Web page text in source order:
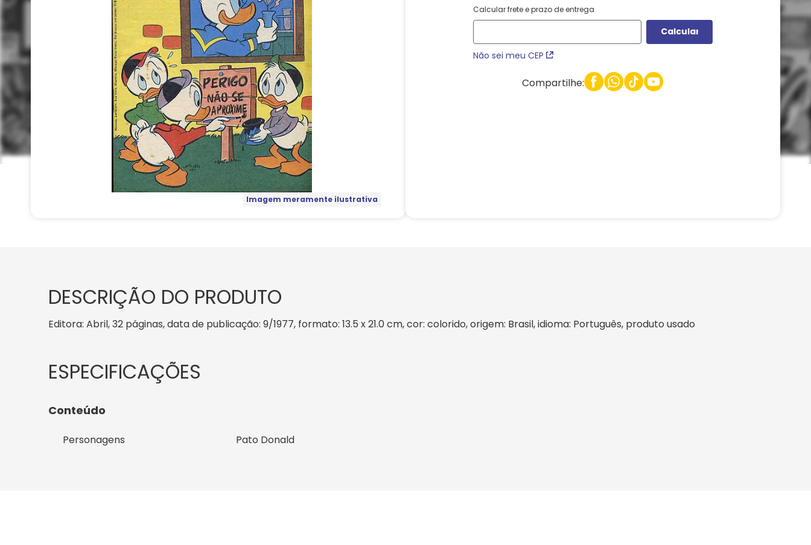
Imagem meramente ilustrativa
Calcular frete e prazo de entrega
Não sei meu CEP
Compartilhe:
DESCRIÇÃO DO PRODUTO
Editora: Abril, 32 páginas, data de publicação: 9/1977, formato: 13.5 x 21.0 cm, cor: colorido, origem: Brasil, idioma: Português, produto usado
Conteúdo
Personagens Pato Donald